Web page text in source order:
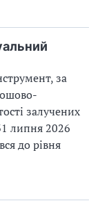
за
залучених
липня 2026
до рівня